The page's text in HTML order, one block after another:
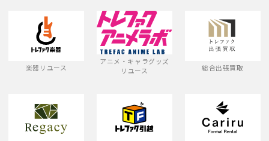
楽器リユース
アニメ・キャラグッズ
リユース
総合出張買取